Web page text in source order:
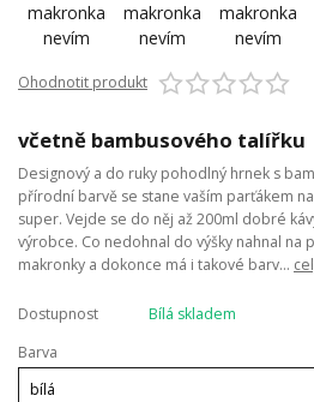
Ohodnotit produkt
včetně bambusového talířku
Designový a do ruky pohodlný hrnek s
přírodní barvě se stane vaším parťákem
super. Vejde se do něj až 200ml dobré
výrobce. Co nedohnal do výšky nahnal na
makronky a dokonce má i takové barv...
Dostupnost
Bílá skladem
Barva